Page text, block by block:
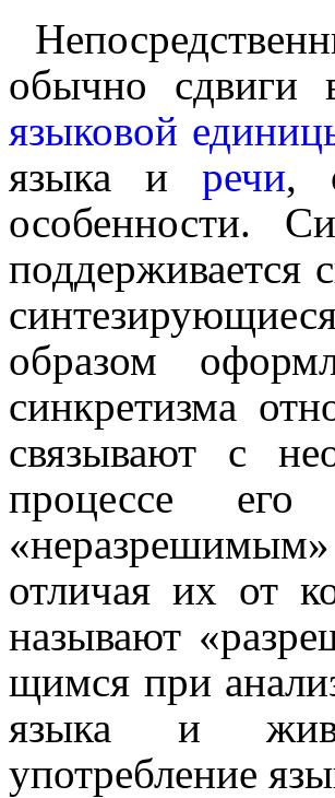
обычно сдвиги
языковой
языка и речи,
особенности.
поддер­жи­ва­ет­ся
образом
синкре­тиз­ма
связы­ва­ют с
процессе
отличая их от
называют
щим­ся при
языка и
употребление